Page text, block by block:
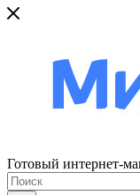
Готовый интернет-